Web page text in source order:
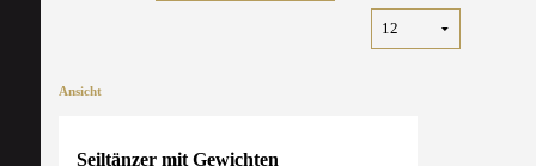
Ansicht
Seiltänzer mit Gewichten